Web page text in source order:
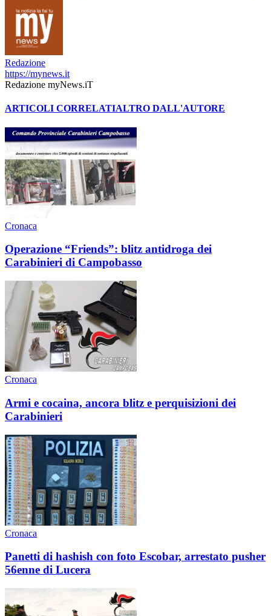
Redazione
https://mynews.it
Redazione myNews.iT
ARTICOLI CORRELATIALTRO DALL'AUTORE
Cronaca
Operazione “Friends”: blitz antidroga dei
Carabinieri di Campobasso
Cronaca
Armi e cocaina, ancora blitz e perquisizioni dei
Carabinieri
Cronaca
Panetti di hashish con foto Escobar, arrestato pusher
56enne di Lucera